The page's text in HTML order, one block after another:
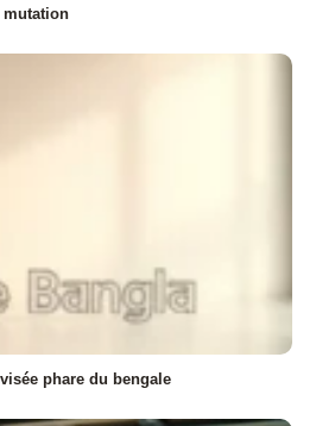
mutation
phare du bengale